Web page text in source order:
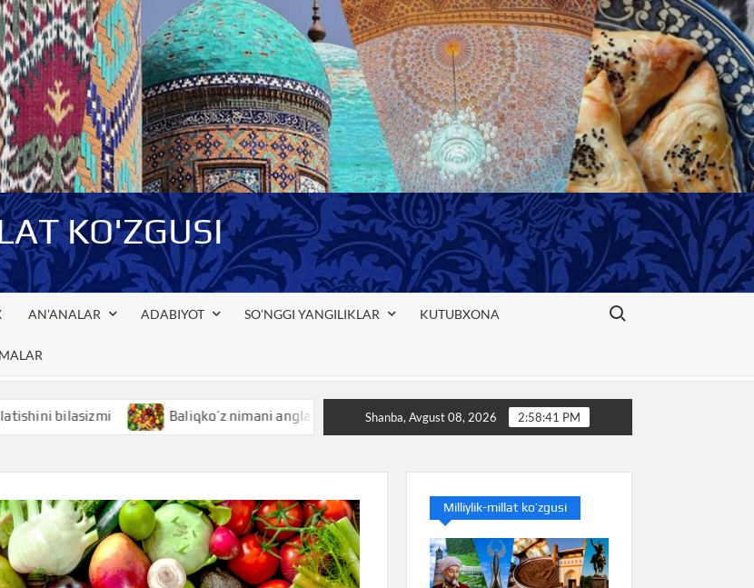
KO'ZGUSI
AN’ANALAR ADABIYOT SO’NGGI YANGILIKLAR KUTUBXONA
Search for:
Baliqko’z nimani anglatishini bilasizmi Baliq nimani anglatishini bilasizmi
Shanba, Avgust 08, 2026 2:58:42 PM
Milliylik-millat ko’zgusi